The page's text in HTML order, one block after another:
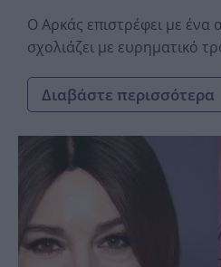
O Αρκάς επιστρέφει με ένα
σχολιάζει με ευρηματικό
Διαβάστε περισσότερα